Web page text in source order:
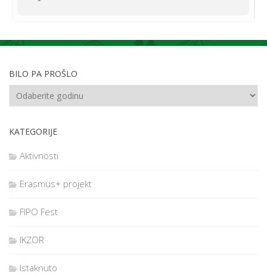
BILO PA PROŠLO
KATEGORIJE
Aktivnosti
Erasmus+ projekt
FIPO Fest
IKZOR
Istaknuto